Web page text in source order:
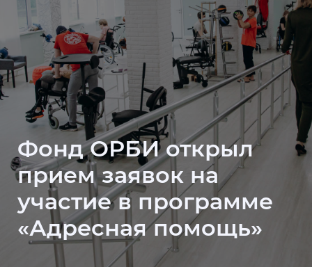
Фонд ОРБИ открыл
прием заявок на
участие в программе
«Адресная помощь»